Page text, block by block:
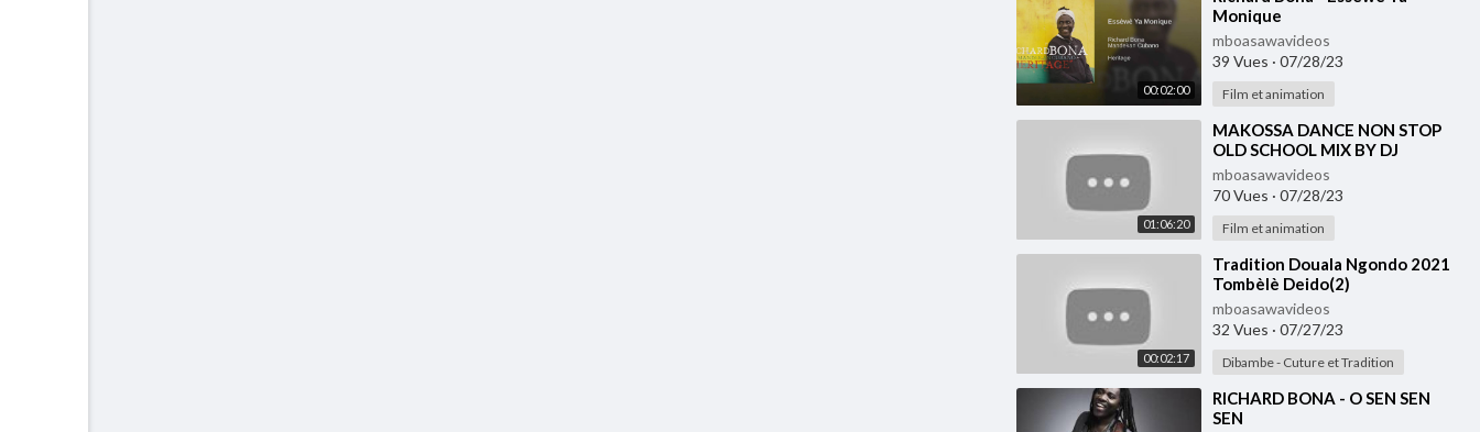
00:02:00
Monique
mboasawavideos
39 Vues · 07/28/23
Film et animation
01:06:20
⁣MAKOSSA DANCE NON STOP
OLD SCHOOL MIX BY DJ
NIKKYROMEO VEVO LATEST
2021 2022
mboasawavideos
70 Vues · 07/28/23
Film et animation
00:02:17
⁣Tradition Douala Ngondo 2021
Tombèlè Deido(2)
mboasawavideos
32 Vues · 07/27/23
Dibambe - Cuture et Tradition
⁣RICHARD BONA - O SEN SEN
SEN